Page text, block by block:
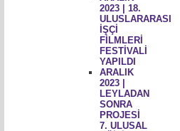
2023 | 18.
ULUSLARARASI
İŞÇİ
FİLMLERİ
FESTİVALİ
YAPILDI
ARALIK
2023 |
LEYLADAN
SONRA
PROJESİ
7. ULUSAL